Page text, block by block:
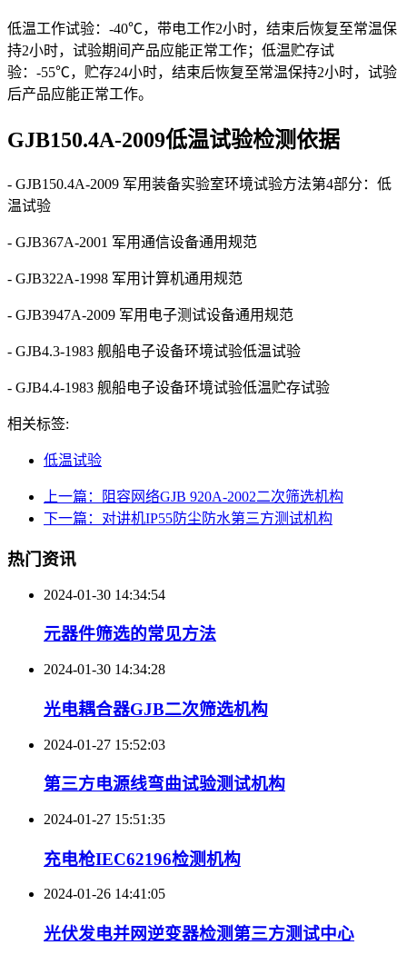
低温⼯作试验：-40℃，带电⼯作2⼩时，结束后恢复⾄常温保
持2⼩时，试验期间产品应能正常⼯作；低温贮存试
验：-55℃，贮存24⼩时，结束后恢复⾄常温保持2⼩时，试验
后产品应能正常⼯作。
GJB150.4A-2009低温试验检测依据
- GJB150.4A-2009 军⽤装备实验室环境试验⽅法第4部分：低
温试验
- GJB367A-2001 军⽤通信设备通⽤规范
- GJB322A-1998 军⽤计算机通⽤规范
- GJB3947A-2009 军⽤电⼦测试设备通⽤规范
- GJB4.3-1983 舰船电⼦设备环境试验低温试验
- GJB4.4-1983 舰船电⼦设备环境试验低温贮存试验
相关标签:
低温试验
上一篇：阻容网络GJB 920A-2002二次筛选机构
下一篇：对讲机IP55防尘防水第三方测试机构
热门资讯
2024-01-30 14:34:54
元器件筛选的常见方法
2024-01-30 14:34:28
光电耦合器GJB二次筛选机构
2024-01-27 15:52:03
第三方电源线弯曲试验测试机构
2024-01-27 15:51:35
充电枪IEC62196检测机构
2024-01-26 14:41:05
光伏发电并网逆变器检测第三方测试中心